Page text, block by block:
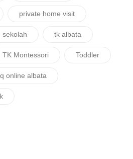
private home visit
sekolah tk albata
TK Montessori Toddler
online albata